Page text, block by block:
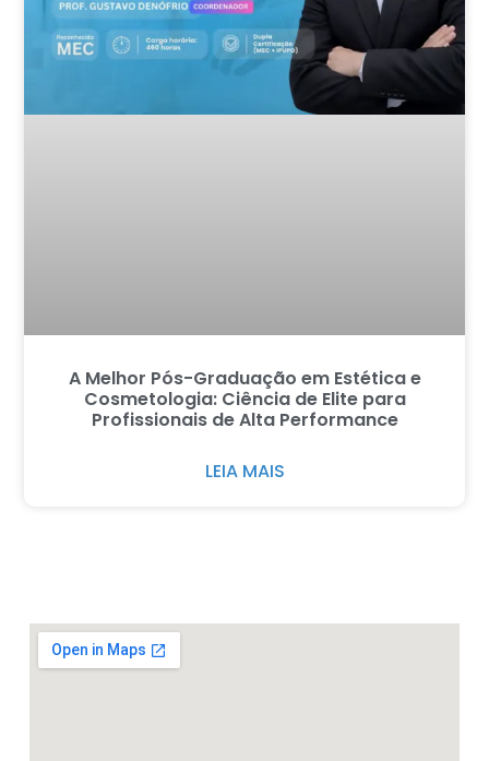
A Melhor Pós-Graduação em Estética e
Cosmetologia: Ciência de Elite para
Profissionais de Alta Performance
LEIA MAIS